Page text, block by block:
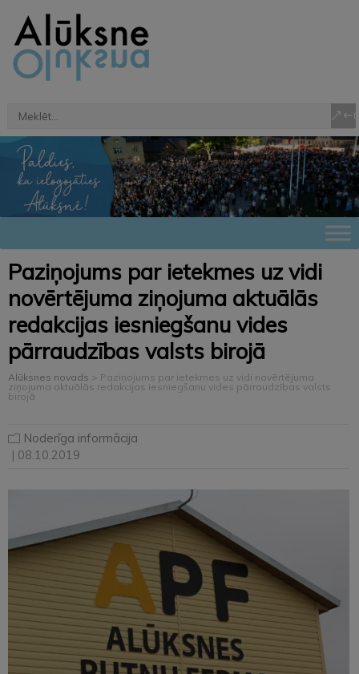
Paziņojums par ietekmes uz vidi
novērtējuma ziņojuma aktuālās
redakcijas iesniegšanu vides
pārraudzības valsts birojā
Alūksnes novads > Paziņojums par ietekmes uz vidi novērtējuma
ziņojuma aktuālās redakcijas iesniegšanu vides pārraudzības valsts
birojā
Noderīga informācija
| 08.10.2019